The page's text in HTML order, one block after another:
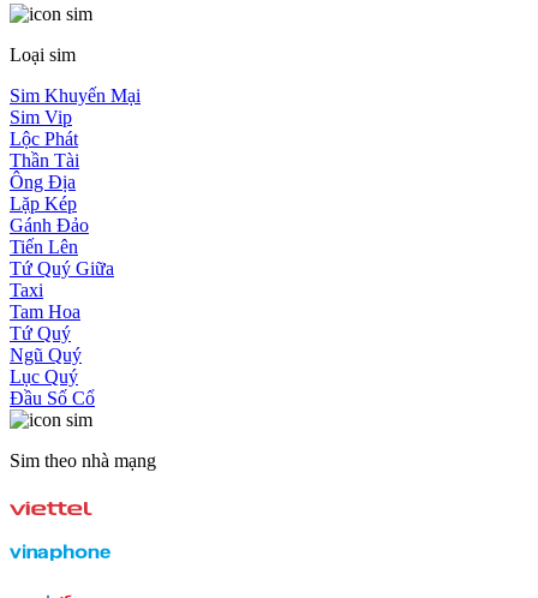
Loại sim
Sim Khuyến Mại
Sim Vip
Lộc Phát
Thần Tài
Ông Địa
Lặp Kép
Gánh Đảo
Tiến Lên
Tứ Quý Giữa
Taxi
Tam Hoa
Tứ Quý
Ngũ Quý
Lục Quý
Đầu Số Cổ
Sim theo nhà mạng